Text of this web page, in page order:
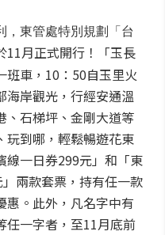
，東管處特別規劃「台
11月正式開行！「玉長
班車，10：50自玉里火
海岸觀光，行經安通溫
、石梯坪、金剛大道等
玩到哪，輕鬆暢遊花東
線一日券299元」和「東
兩款套票，持有任一款
惠。此外，凡名字中有
任一字者，至11月底前